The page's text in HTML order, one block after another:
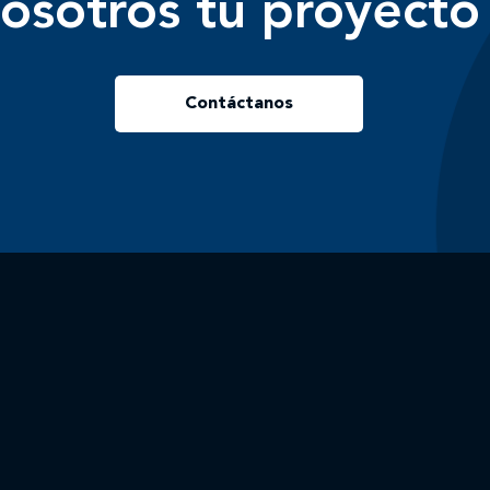
tu
Contáctanos